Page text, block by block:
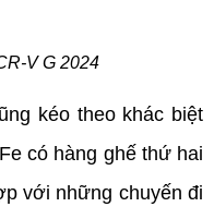
V G 2024
kéo theo khác biệt
có hàng ghế thứ hai
với những chuyến đi